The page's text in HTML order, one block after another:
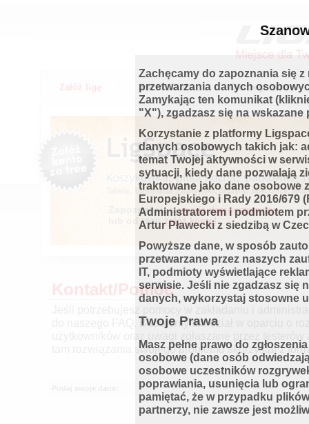
Załóż ligę Jak to działa Dlaczego warto
Zapoznaj się zwersją demonstracyjną
lub od razuzałóż konto!
Kontakt/Pomoc
do naszego FAQ. Budujemy ten dział w oparciu o
tam rozwiązania swojego problemu skorzystaj z
Zachęcamy do zapoznania się
przetwarzania danych
Zamykając ten komunikat
"X"), zgadzasz się na wskazane
Korzystanie z platformy
danych osobowych takich jak:
temat Twojej aktywności w
sytuacji, kiedy dane pozwalają
traktowane jako dane osobowe
Europejskiego i Rady 2016/679
Administratorem i podmiotem
Artur Pławecki z siedzibą w
Powyższe dane, w sposób
przetwarzane przez naszych
IT, podmioty wyświetlające
serwisie. Jeśli nie zgadzasz się
danych, wykorzystaj stosowne
Twoje Prawa
Masz pełne prawo do
osobowe (dane osób
osobowe uczestników
poprawiania, usunięcia lub
pamiętać, że w przypadku
partnerzy, nie zawsze jest